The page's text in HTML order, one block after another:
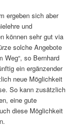
ergeben sich aber
und
können sehr gut via
solche Angebote
Weg“, so Bernhard
ein ergänzender
neue Möglichkeit
So kann zusätzlich
eine gute
diese Möglichkeit